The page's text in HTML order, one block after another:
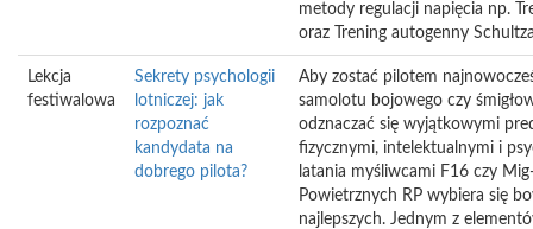
metody regulacji napięcia np.
oraz Trening autogenny
Lekcja
festiwalowa
Sekrety psychologii
lotniczej: jak
rozpoznać
kandydata na
dobrego pilota?
Aby zostać pilotem
samolotu bojowego czy
odznaczać się wyjątkowymi
fizycznymi, intelektualnymi i
latania myśliwcami F16 czy
Powietrznych RP wybiera się
najlepszych. Jednym z